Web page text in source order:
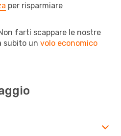
per risparmiare
farti scappare le nostre
subito un volo economico